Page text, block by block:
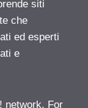
siti
che
ed esperti
e
network. For